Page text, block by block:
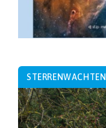
STERRENWACHTEN